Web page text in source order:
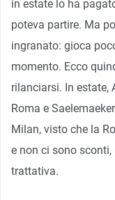
in estate lo ha
poteva partire. Ma
ingranato: gioca
momento. Ecco
rilanciarsi. In estate,
Roma e
Milan, visto che la
e non ci sono
trattativa.